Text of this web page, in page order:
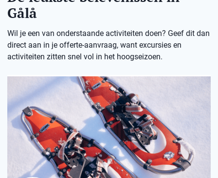
Gålå
Wil je een van onderstaande activiteiten doen? Geef dit dan
direct aan in je offerte-aanvraag, want excursies en
activiteiten zitten snel vol in het hoogseizoen.